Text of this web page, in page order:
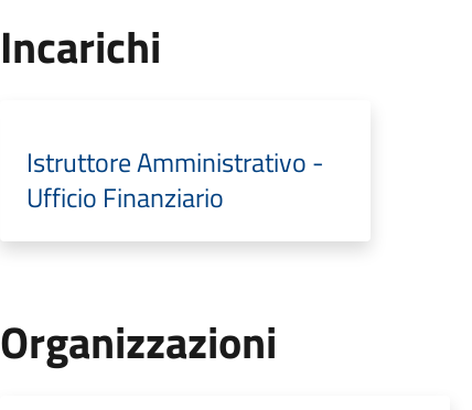
Incarichi
Istruttore Amministrativo -
Ufficio Finanziario
Organizzazioni